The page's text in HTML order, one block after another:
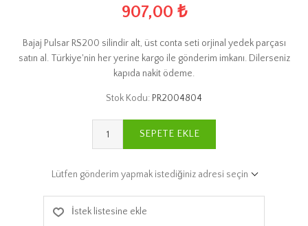
907,00 ₺
Bajaj Pulsar RS200 silindir alt, üst conta seti orjinal yedek parçası
satın al. Türkiye'nin her yerine kargo ile gönderim imkanı. Dilerseniz
kapıda nakit ödeme.
Stok Kodu: PR2004804
SEPETE EKLE
Lütfen gönderim yapmak istediğiniz adresi seçin
İstek listesine ekle